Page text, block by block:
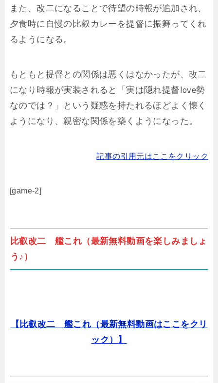
また、改二になることで待望の時報が追加され、
夕食時に自慢の比叡カレーを提督に振舞ってくれ
るようになる。
もともと提督との関係は悪くはなかったが、改二
になり時報が実装されると「実は隠れ提督love勢
なのでは？」という疑惑を持たれるほどよく懐く
ようになり、親密な関係を築くようになった。
記事の引用元はここをクリック
[game-2]
比叡改二 艦これ（最新無料動画を楽しみましょ
う♪）
【比叡改二 艦これ（最新無料動画はここをクリ
ック）】